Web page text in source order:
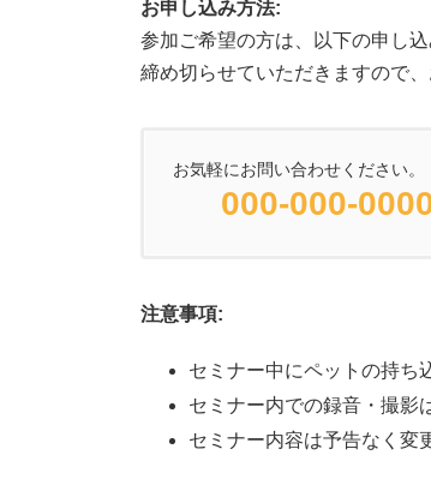
お申し込み方法:
参加ご希望の方は、以下の申し
締め切らせていただきますので
お気軽にお問い合わせください。
000-000-
注意事項:
セミナー中にペットの持ち
セミナー内での録音・撮影
セミナー内容は予告なく変